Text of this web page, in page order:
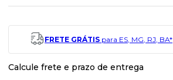
FRETE GRÁTIS para ES, MG, RJ, BA*